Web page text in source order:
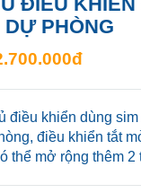
DỰ PHÒNG
điều khiển dùng
điều khiển tắt
thể mở rộng thêm 2